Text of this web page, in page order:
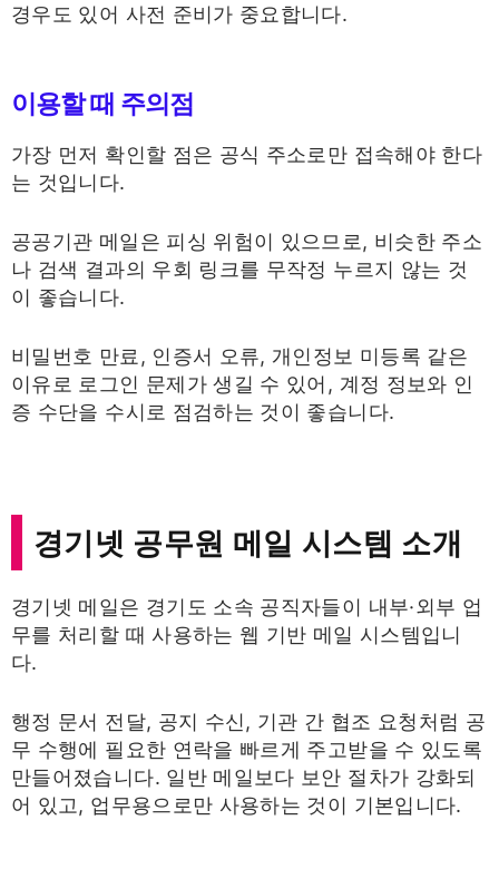
경우도 있어 사전 준비가 중요합니다.
이용할 때 주의점
가장 먼저 확인할 점은 공식 주소로만 접속해야 한다
는 것입니다.
공공기관 메일은 피싱 위험이 있으므로, 비슷한 주소
나 검색 결과의 우회 링크를 무작정 누르지 않는 것
이 좋습니다.
비밀번호 만료, 인증서 오류, 개인정보 미등록 같은
이유로 로그인 문제가 생길 수 있어, 계정 정보와 인
증 수단을 수시로 점검하는 것이 좋습니다.
경기넷 공무원 메일 시스템 소개
경기넷 메일은 경기도 소속 공직자들이 내부·외부 업
무를 처리할 때 사용하는 웹 기반 메일 시스템입니
다.
행정 문서 전달, 공지 수신, 기관 간 협조 요청처럼 공
무 수행에 필요한 연락을 빠르게 주고받을 수 있도록
만들어졌습니다. 일반 메일보다 보안 절차가 강화되
어 있고, 업무용으로만 사용하는 것이 기본입니다.